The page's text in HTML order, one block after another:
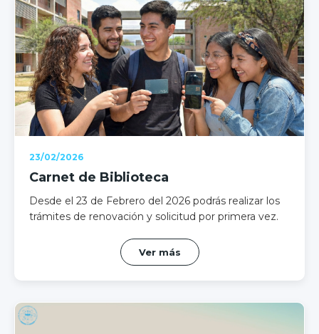
23/02/2026
Carnet de Biblioteca
Desde el 23 de Febrero del 2026 podrás realizar los
trámites de renovación y solicitud por primera vez.
Ver más